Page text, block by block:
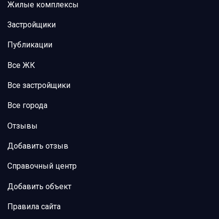
Жилые комплексы
Застройщики
Публикации
Все ЖК
Все застройщики
Все города
Отзывы
Добавить отзыв
Справочный центр
Добавить объект
Правила сайта